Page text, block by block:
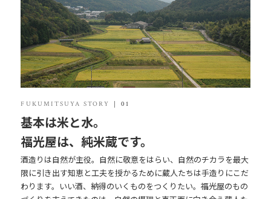
FUKUMITSUYA STORY 01
基本は米と水。
福光屋は、純米蔵です。
酒造りは自然が主役。自然に敬意をはらい、自然のチカラを最大
限に引き出す知恵と工夫を授かるために蔵人たちは手造りにこだ
わります。いい酒、納得のいくものをつくりたい。福光屋のもの